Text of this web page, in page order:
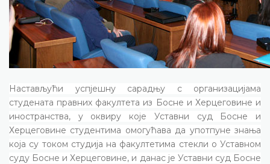
Настављући успјешну сарадњу с организацијама
студената правних факултета из Босне и Херцеговине и
иностранства, у оквиру које Уставни суд Босне и
Херцеговине студентима омогућава да употпуне знања
која су током студија на факултетима стекли о Уставном
суду Босне и Херцеговине, и данас је Уставни суд Босне